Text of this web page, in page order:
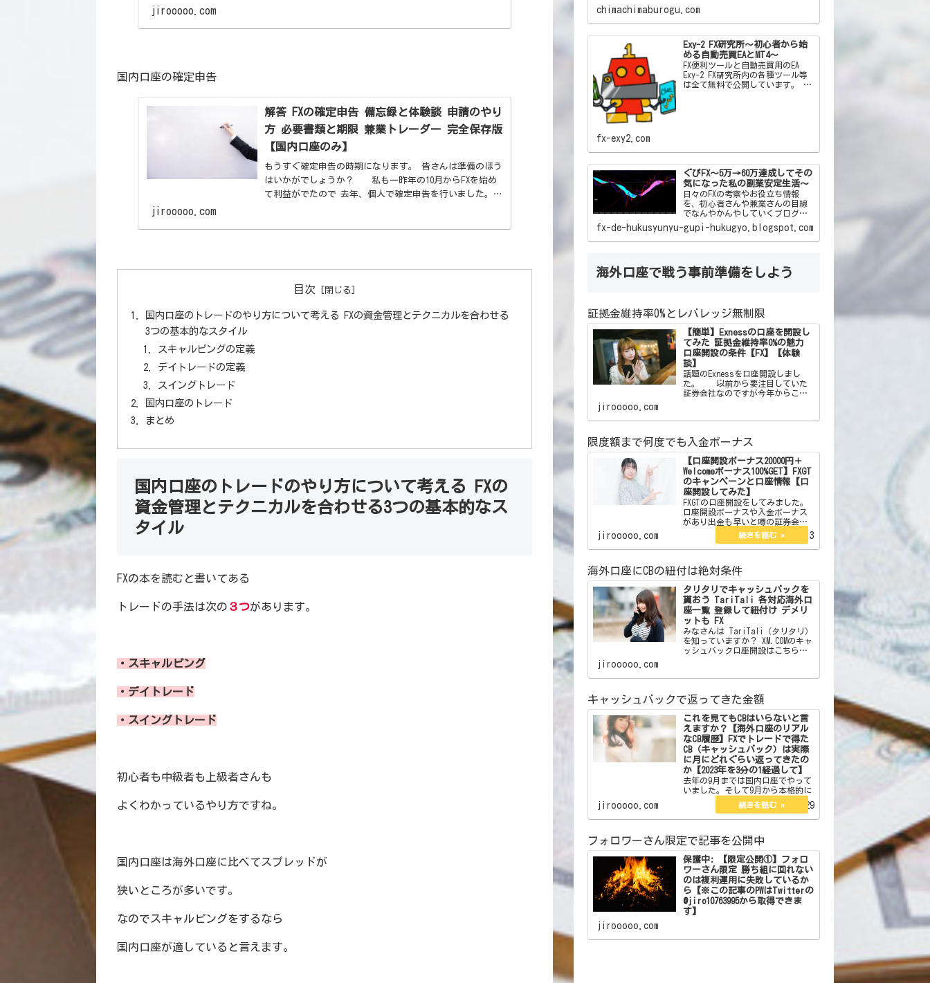
jirooooo.com
国内口座の確定申告
解答 FXの確定申告 備忘録と体験談 申請のやり
方 必要書類と期限 兼業トレーダー 完全保存版
【国内口座のみ】
もうすぐ確定申告の時期になります。 皆さんは準備のほう
はいかがでしょうか？ 私も一昨年の10月からFXを始め
て利益がでたので 去年、個人で確定申告を行いました。
jirooooo.com
目次
国内口座のトレードのやり方について考える FXの資金管理とテクニカルを合わせる
3つの基本的なスタイル
スキャルピングの定義
デイトレードの定義
スイングトレード
国内口座のトレード
まとめ
国内口座のトレードのやり方について考える FXの
資金管理とテクニカルを合わせる3つの基本的なス
タイル
FXの本を読むと書いてある
トレードの手法は次の ３つがあります。
・スキャルピング
・デイトレード
・スイングトレード
初心者も中級者も上級者さんも
よくわかっているやり方ですね。
国内口座は海外口座に比べてスプレッドが
狭いところが多いです。
なのでスキャルピングをするなら
国内口座が適していると言えます。
chimachimaburogu.com
Exy-2 FX研究所～初心者から始
める自動売買EAとMT4～
FX便利ツールと自動売買用のEA
Exy-2 FX研究所内の各種ツール等
は全て無料で公開しています。 私
fx-exy2.com
ぐぴFX～5万→60万達成してその
気になった私の副業安定生活～
日々のFXの考察やお役立ち情報
を、初心者さんや兼業さんの目線
でなんやかんやしていくブログで
す(*‘ω‘ *)ﾜｸﾜｸ
fx-de-hukusyunyu-gupi-hukugyo.blogspot.com
海外口座で戦う事前準備をしよう
証拠金維持率0%とレバレッジ無制限
【簡単】Exnessの口座を開設し
てみた 証拠金維持率0%の魅力
口座開設の条件【FX】【体験
談】
話題のExnessを口座開設しまし
た。 以前から要注目していた
証券会社なのですが今年からここ
せん。しかしそれを補う魅力が沢
と思います。 【簡単
jirooooo.com
限度額まで何度でも入金ボーナス
【口座開設ボーナス20000円＋
Welcomeボーナス100%GET】FXGT
のキャンペーンと口座情報【口
座開設してみた】
FXGTの口座開設をしてみました。
口座開設ボーナスや入金ボーナス
があり出金も早いと噂の証券会社
です。ボーナスでトレードを有利
にするなら。 ここからFXGTの
サイトに飛べます 【口座開設
ス10…
jirooooo.com 2023.02.13
海外口座にCBの紐付は絶対条件
タリタリでキャッシュバックを
貰おう TariTali 各対応海外口
座一覧 登録して紐付け デメリ
ットも FX
みなさんは TariTali（タリタリ）
を知っていますか？ XM.COMのキャ
ッシュバック口座開設はこちら
ている方なら 一度は聞いたことが
jirooooo.com
キャッシュバックで返ってきた金額
これを見てもCBはいらないと言
えますか？【海外口座のリアル
なCB履歴】FXでトレードで得た
CB（キャッシュバック）は実際
に月にどれぐらい返ってきたの
か【2023年を3分の1経過して】
去年の9月までは国内口座でやって
いました。そして9月から本格的に
海外口座を始めて今年の1月からは
メインの証券会社を変えました。
国内口座の時は海外口座のような
PayPayが後から返ってくるものは
利用していまし…
jirooooo.com 2023.04.29
フォロワーさん限定で記事を公開中
保護中: 【限定公開①】フォロ
ワーさん限定 勝ち組に回れない
のは複利運用に失敗しているか
ら【※この記事のPWはTwitterの
@jiro10763995から取得できま
す】
jirooooo.com